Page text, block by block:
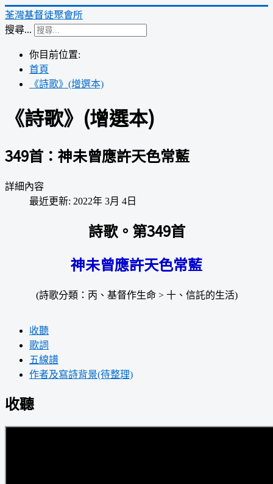
荃灣基督徒聚會所
搜尋...
你目前位置:
首頁
《詩歌》(增選本)
《詩歌》(增選本)
349首：神未曾應許天色常藍
詳細內容
最近更新: 2022年 3月 4日
詩歌。第349首
神未曾應許天色常藍
(詩歌分類：丙、基督作生命 > 十、信託的生活)
收聽
歌詞
五線譜
作者及寫詩背景(待整理)
收聽